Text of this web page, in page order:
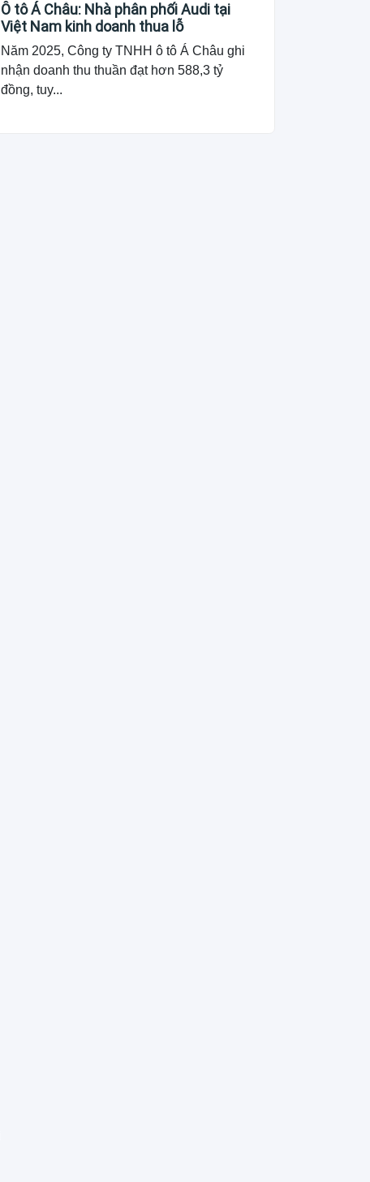
Ô tô Á Châu: Nhà phân phối Audi tại
Việt Nam kinh doanh thua lỗ
Năm 2025, Công ty TNHH ô tô Á Châu ghi
nhận doanh thu thuần đạt hơn 588,3 tỷ
đồng, tuy...